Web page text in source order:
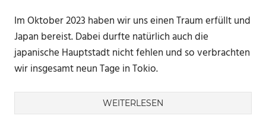
Im Oktober 2023 haben wir uns einen Traum erfüllt und
Japan bereist. Dabei durfte natürlich auch die
japanische Hauptstadt nicht fehlen und so verbrachten
wir insgesamt neun Tage in Tokio.
WEITERLESEN